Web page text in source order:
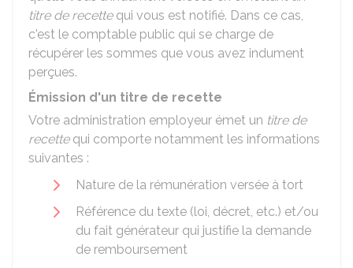
titre de recettequi vous est notifié. Dans ce cas,
c'est le comptable public qui se charge de
récupérer les sommes que vous avez indument
perçues.
Émission d'un titre de recette
Votre administration employeur émet un titre de
recettequi comporte notamment les informations
suivantes :
Nature de la rémunération versée à tort
Référence du texte (loi, décret, etc.) et/ou
du fait générateur qui justifie la demande
de remboursement